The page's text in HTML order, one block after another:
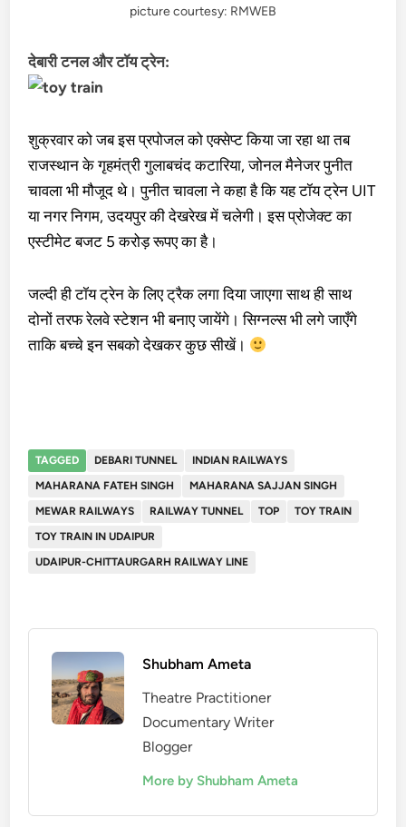
picture courtesy: RMWEB
देबारी टनल और टॉय ट्रेन:
शुक्रवार को जब इस प्रपोजल को एक्सेप्ट किया जा रहा था तब
राजस्थान के गृहमंत्री गुलाबचंद कटारिया, जोनल मैनेजर पुनीत
चावला भी मौजूद थे। पुनीत चावला ने कहा है कि यह टॉय ट्रेन UIT
या नगर निगम, उदयपुर की देखरेख में चलेगी। इस प्रोजेक्ट का
एस्टीमेट बजट 5 करोड़ रूपए का है।
जल्दी ही टॉय ट्रेन के लिए ट्रैक लगा दिया जाएगा साथ ही साथ
दोनों तरफ रेलवे स्टेशन भी बनाए जायेंगे। सिग्नल्स भी लगे जाएँगे
ताकि बच्चे इन सबको देखकर कुछ सीखें।
TAGGED DEBARI TUNNEL
INDIAN RAILWAYS
MAHARANA FATEH SINGH
MAHARANA SAJJAN SINGH
MEWAR RAILWAYS
RAILWAY TUNNEL TOP
TOY TRAIN
TOY TRAIN IN UDAIPUR
UDAIPUR-CHITTAURGARH RAILWAY LINE
Shubham Ameta
Theatre Practitioner
Documentary Writer
Blogger
More by Shubham Ameta